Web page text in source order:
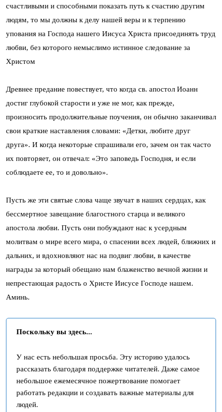
счастливыми и способными показать путь к счастию другим
людям, то мы должны к делу нашей веры и к терпению
упования на Господа нашего Иисуса Христа присоединять труд
любви, без которого немыслимо истинное следование за
Христом
Древнее предание повествует, что когда св. апостол Иоанн
достиг глубокой старости и уже не мог, как прежде,
произносить продолжительные поучения, он обычно заканчивал
свои краткие наставления словами: «Детки, любите друг
друга». И когда некоторые спрашивали его, зачем он так часто
их повторяет, он отвечал: «Это заповедь Господня, и если
соблюдаете ее, то и довольно».
Пусть же эти святые слова чаще звучат в наших сердцах, как
бессмертное завещание благостного старца и великого
апостола любви. Пусть они побуждают нас к усердным
молитвам о мире всего мира, о спасении всех людей, ближних и
дальних, и вдохновляют нас на подвиг любви, в качестве
награды за который обещано нам блаженство вечной жизни и
непрестающая радость о Христе Иисусе Господе нашем.
Аминь.
Поскольку вы здесь...
У нас есть небольшая просьба. Эту историю удалось
рассказать благодаря поддержке читателей. Даже самое
небольшое ежемесячное пожертвование помогает
работать редакции и создавать важные материалы для
людей.